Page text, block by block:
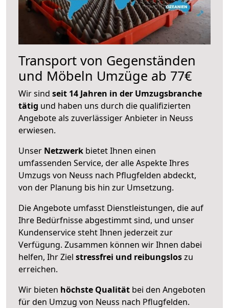
Transport von Gegenständen
und Möbeln Umzüge ab 77€
Wir sind seit 14 Jahren in der Umzugsbranche
tätig und haben uns durch die qualifizierten
Angebote als zuverlässiger Anbieter in Neuss
erwiesen.
Unser Netzwerk bietet Ihnen einen
umfassenden Service, der alle Aspekte Ihres
Umzugs von Neuss nach Pflugfelden abdeckt,
von der Planung bis hin zur Umsetzung.
Die Angebote umfasst Dienstleistungen, die auf
Ihre Bedürfnisse abgestimmt sind, und unser
Kundenservice steht Ihnen jederzeit zur
Verfügung. Zusammen können wir Ihnen dabei
helfen, Ihr Ziel stressfrei und reibungsloszu
erreichen.
Wir bieten höchste Qualität bei den Angeboten
für den Umzug von Neuss nach Pflugfelden.